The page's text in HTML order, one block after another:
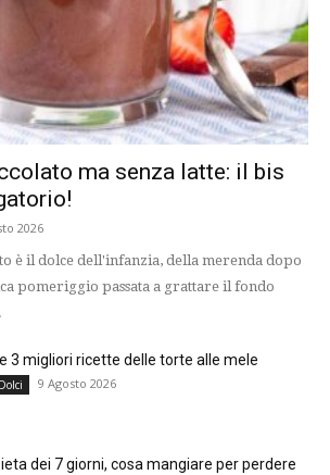
ma senza latte: il bis
2026
è il dolce dell'infanzia, della merenda dopo
pomeriggio passata a grattare il fondo
3 migliori ricette delle torte alle mele
Dolci 9 Agosto 2026
dei 7 giorni, cosa mangiare per perdere